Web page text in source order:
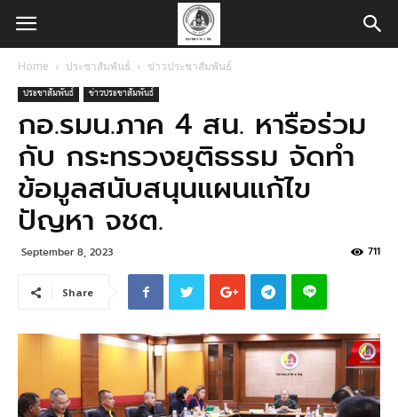
Home ประชาสัมพันธ์ ข่าวประชาสัมพันธ์
ประชาสัมพันธ์ ข่าวประชาสัมพันธ์
กอ.รมน.ภาค 4 สน. หารือร่วม
กับ กระทรวงยุติธรรม จัดทำ
ข้อมูลสนับสนุนแผนแก้ไข
ปัญหา จชต.
September 8, 2023 711
Share